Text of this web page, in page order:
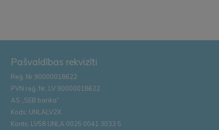
Pašvaldības rekvizīti
Reģ. Nr.90000018622
PVN reģ. Nr. LV 90000018622
AS „SEB banka”
Kods: UNLALV2X
Konts: LV58 UNLA 0025 0041 3033 5